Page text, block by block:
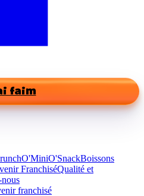
faim
O'MiniO'SnackBoissons
FranchiséQualité et
franchisé